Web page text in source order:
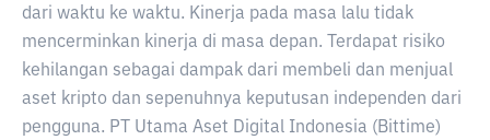
dari waktu ke waktu. Kinerja pada masa lalu tidak
mencerminkan kinerja di masa depan. Terdapat risiko
kehilangan sebagai dampak dari membeli dan menjual
aset kripto dan sepenuhnya keputusan independen dari
pengguna. PT Utama Aset Digital Indonesia (Bittime)